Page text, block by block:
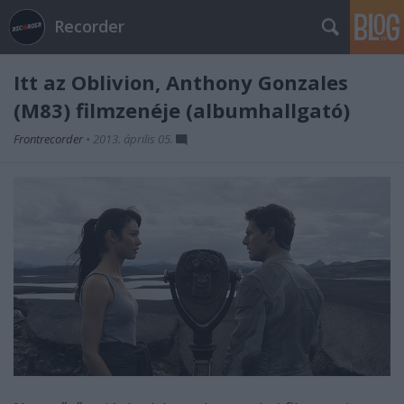
Recorder
Itt az Oblivion, Anthony Gonzales
(M83) filmzenéje (albumhallgató)
Frontrecorder • 2013. április 05.